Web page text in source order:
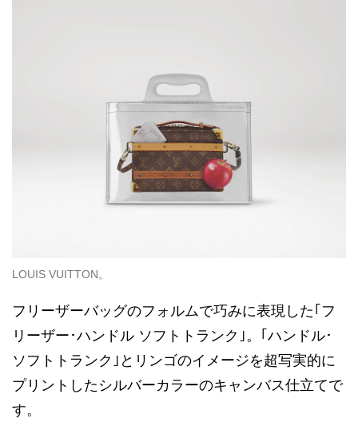
LOUIS VUITTON。
フリーザーバッグのフォルムで巧みに表現した｢フ
リーザー･ハンドル ソフトトランク｣。｢ハンドル･
ソフトトランク｣とリンゴのイメージを超写実的に
プリントしたシルバーカラーのキャンバス仕立てで
す。